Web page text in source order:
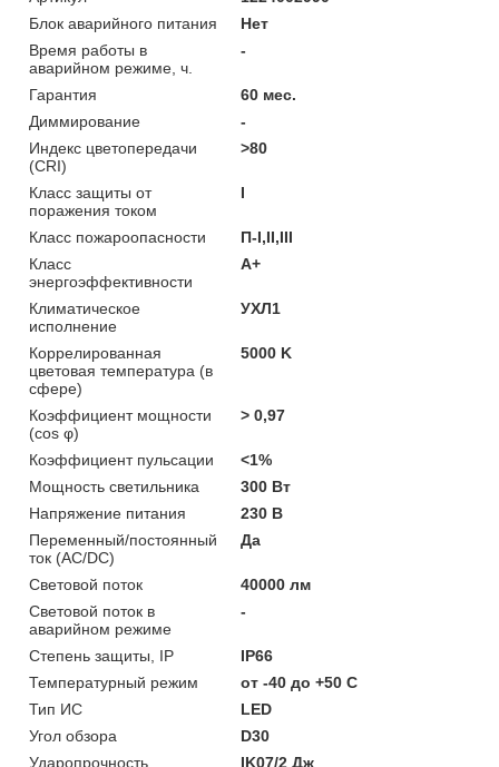
Блок аварийного питания
Нет
Время работы в
аварийном режиме, ч.
-
Гарантия
60 мес.
Диммирование
-
Индекс цветопередачи
(CRI)
>80
Класс защиты от
поражения током
I
Класс пожароопасности
П-I,II,ІІІ
Класс
энергоэффективности
A+
Климатическое
исполнение
УХЛ1
Коррелированная
цветовая температура (в
сфере)
5000 K
Коэффициент мощности
(cos φ)
> 0,97
Коэффициент пульсации
<1%
Мощность светильника
300 Вт
Напряжение питания
230 В
Переменный/постоянный
ток (AC/DC)
Да
Световой поток
40000 лм
Световой поток в
аварийном режиме
-
Степень защиты, IP
IP66
Температурный режим
от -40 до +50 C
Тип ИС
LED
Угол обзора
D30
Ударопрочность
IK07/2 Дж